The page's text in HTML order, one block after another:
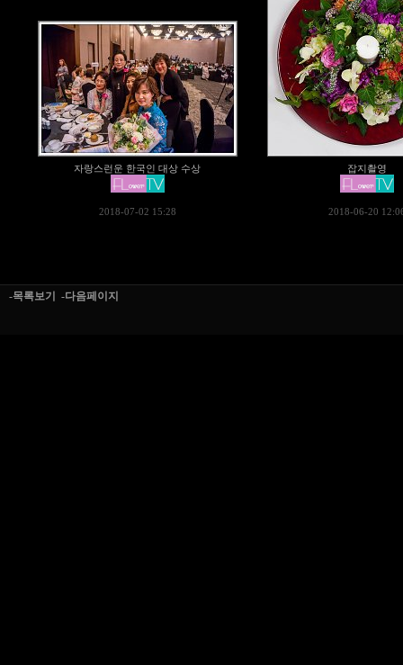
자랑스런운 한국인 대상 수상
2018-07-02 15:28
잡지촬영
2018-06-20
-목록보기 -다음페이지